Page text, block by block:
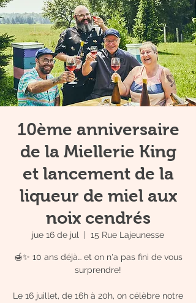
10ème anniversaire
de la Miellerie King
et lancement de la
liqueur de miel aux
noix cendrés
jue 16 de jul 15 Rue Lajeunesse
🍯✨ 10 ans déjà… et on n'a pas fini de vous
surprendre!
Le 16 juillet, de 16h à 20h, on célèbre notre